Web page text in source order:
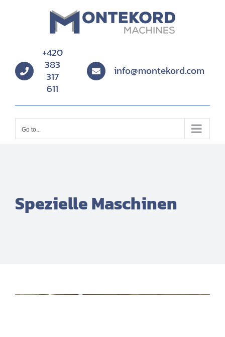
+420
383
317
611
info@montekord.com
Go to...
Spezielle Maschinen